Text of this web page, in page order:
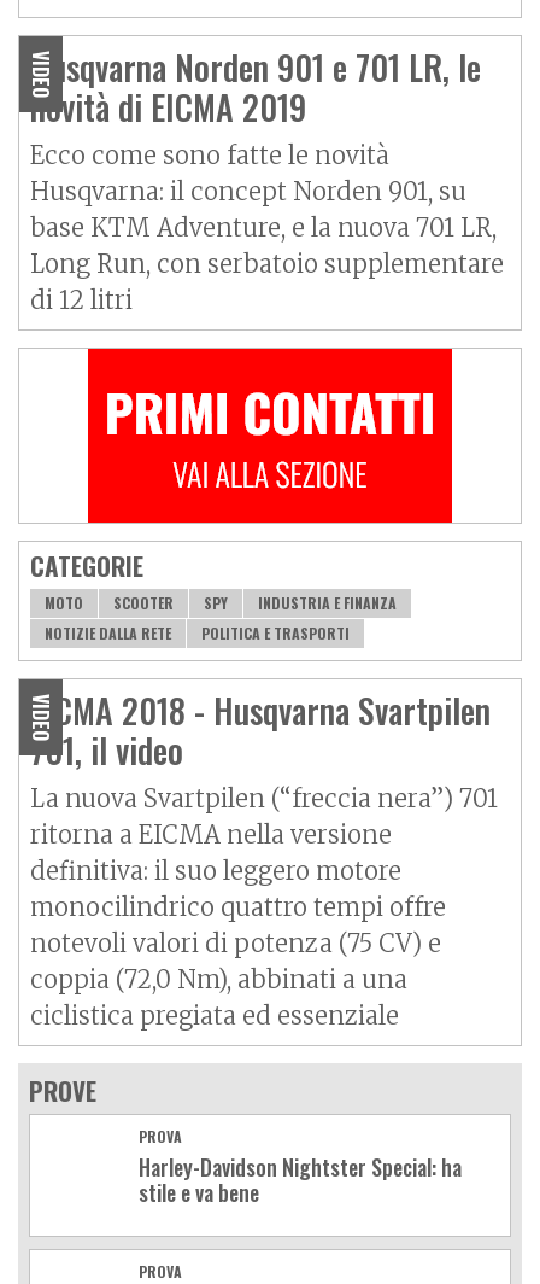
VIDEO
Husqvarna Norden 901 e 701 LR, le
novità di EICMA 2019
Ecco come sono fatte le novità
Husqvarna: il concept Norden 901, su
base KTM Adventure, e la nuova 701 LR,
Long Run, con serbatoio supplementare
di 12 litri
CATEGORIE
MOTO SCOOTER SPY
INDUSTRIA E FINANZA
NOTIZIE DALLA RETE
POLITICA E TRASPORTI
VIDEO
EICMA 2018 - Husqvarna Svartpilen
701, il video
La nuova Svartpilen (“freccia nera”) 701
ritorna a EICMA nella versione
definitiva: il suo leggero motore
monocilindrico quattro tempi offre
notevoli valori di potenza (75 CV) e
coppia (72,0 Nm), abbinati a una
ciclistica pregiata ed essenziale
PROVE
PROVA
Harley-Davidson Nightster Special: ha
stile e va bene
PROVA